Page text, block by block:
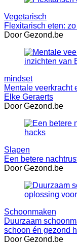
Vegetarisch
Flexitarisch eten:
Door Gezond.be
mindset
Mentale veerkracht
Elke Geraerts
Door Gezond.be
Slapen
Een betere
Door Gezond.be
Schoonmaken
Duurzaam
schoon én gezond
Door Gezond.be